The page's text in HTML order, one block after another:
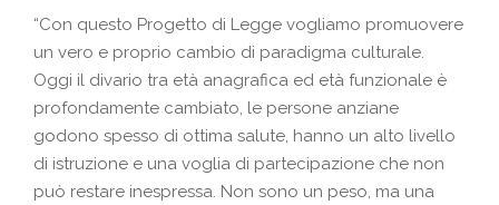
“Con questo Progetto di Legge vogliamo promuovere
un vero e proprio cambio di paradigma culturale.
Oggi il divario tra età anagrafica ed età funzionale è
profondamente cambiato, le persone anziane
godono spesso di ottima salute, hanno un alto livello
di istruzione e una voglia di partecipazione che non
può restare inespressa. Non sono un peso, ma una